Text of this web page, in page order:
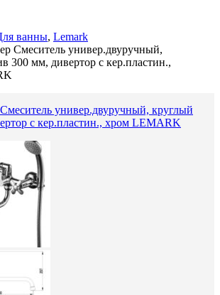
ванны, Lemark
Смеситель универ.двуручный,
300 мм, дивертор с кер.пластин.,